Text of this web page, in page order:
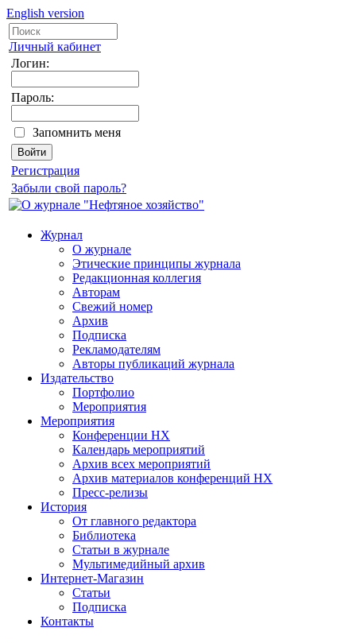
English version
Личный кабинет
Логин:
Пароль:
Запомнить меня
Регистрация
Забыли свой пароль?
Журнал
О журнале
Этические принципы журнала
Редакционная коллегия
Авторам
Свежий номер
Архив
Подписка
Рекламодателям
Авторы публикаций журнала
Издательство
Портфолио
Мероприятия
Мероприятия
Конференции НХ
Календарь мероприятий
Архив всех мероприятий
Архив материалов конференций НХ
Пресс-релизы
История
От главного редактора
Библиотека
Статьи в журнале
Мультимедийный архив
Интернет-Магазин
Статьи
Подписка
Контакты